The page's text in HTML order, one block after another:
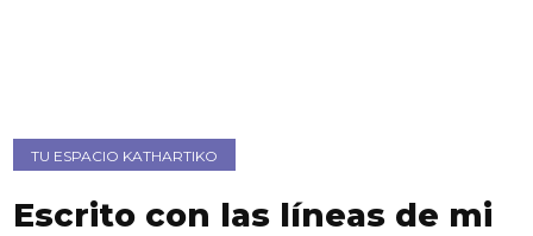
TU ESPACIO KATHARTIKO
Escrito con las líneas de mi